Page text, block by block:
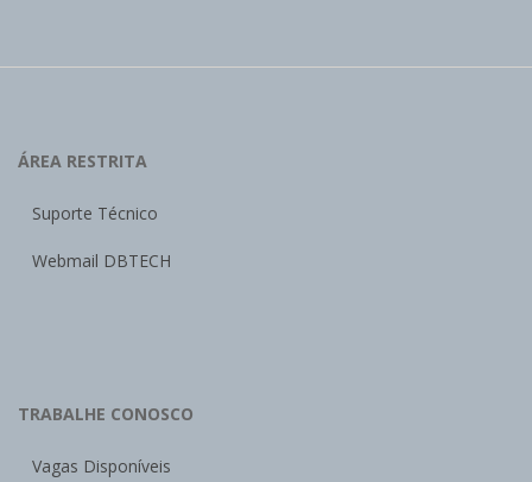
ÁREA RESTRITA
Suporte Técnico
Webmail DBTECH
TRABALHE CONOSCO
Vagas Disponíveis